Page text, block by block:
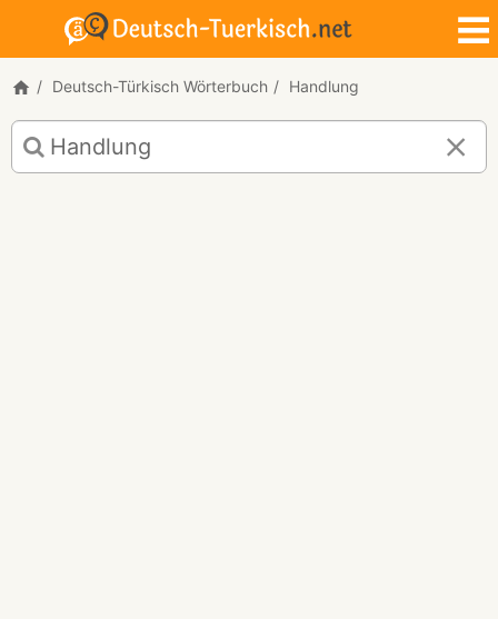
Deutsch-Türkisch Wörterbuch Handlung
Deutsch-
Türkisch
Übersetzung